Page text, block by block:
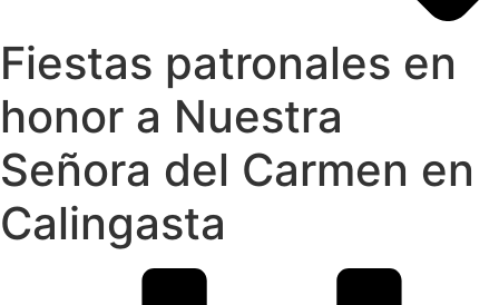
Fiestas patronales en
honor a Nuestra
Señora del Carmen en
Calingasta